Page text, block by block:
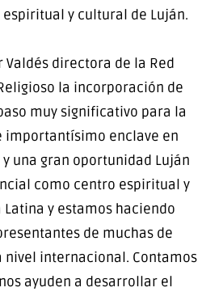
y cultural de Luján.
Valdés directora de la Red
la incorporación de
muy significativo para la
importantísimo enclave en
una gran oportunidad Luján
como centro espiritual y
y estamos haciendo
de muchas de
nivel internacional. Contamos
ayuden a desarrollar el